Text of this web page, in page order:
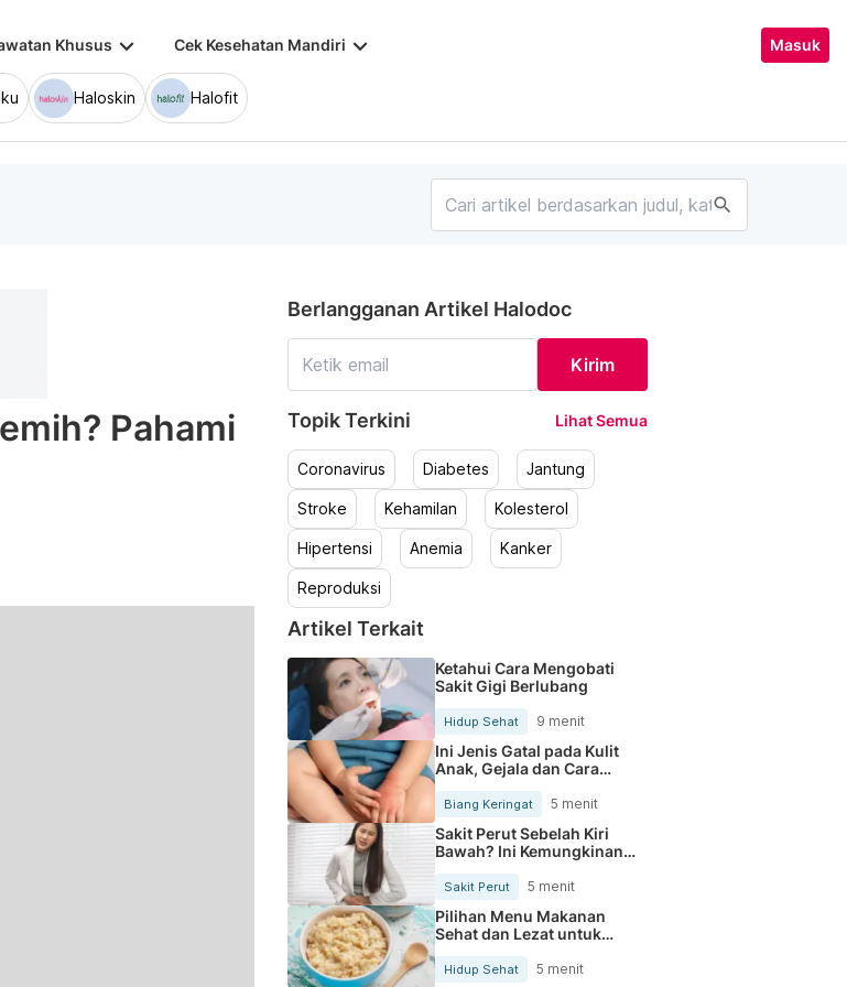
Khusus keyboard_arrow_down Cek Kesehatan Mandiri keyboard_arrow_down Masuk
Haloskin Halofit
search
Pahami
Berlangganan Artikel Halodoc
Kirim
Topik Terkini Lihat Semua
Coronavirus Diabetes Jantung
Stroke Kehamilan Kolesterol
Hipertensi Anemia Kanker
Reproduksi
Artikel Terkait
Ketahui Cara Mengobati
Sakit Gigi Berlubang
Hidup Sehat 9 menit
Ini Jenis Gatal pada Kulit
Anak, Gejala dan Cara
Mengobatinya
Biang Keringat 5 menit
Sakit Perut Sebelah Kiri
Bawah? Ini Kemungkinan
Sakit Perut 5 menit
Pilihan Menu Makanan
Sehat dan Lezat untuk
Mengurangi Kolesterol
Hidup Sehat 5 menit